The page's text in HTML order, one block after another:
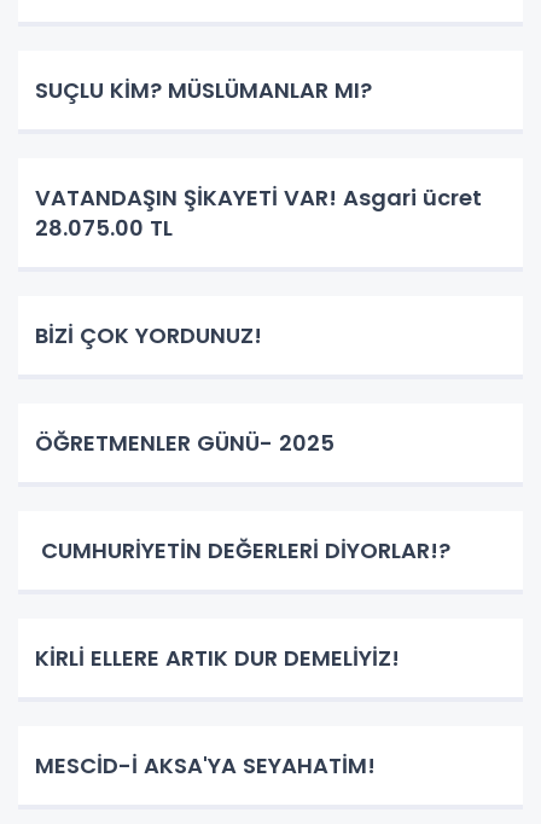
SUÇLU KİM? MÜSLÜMANLAR MI?
VATANDAŞIN ŞİKAYETİ VAR! Asgari ücret
28.075.00 TL
BİZİ ÇOK YORDUNUZ!
ÖĞRETMENLER GÜNÜ- 2025
CUMHURİYETİN DEĞERLERİ DİYORLAR!?
KİRLİ ELLERE ARTIK DUR DEMELİYİZ!
MESCİD-İ AKSA'YA SEYAHATİM!